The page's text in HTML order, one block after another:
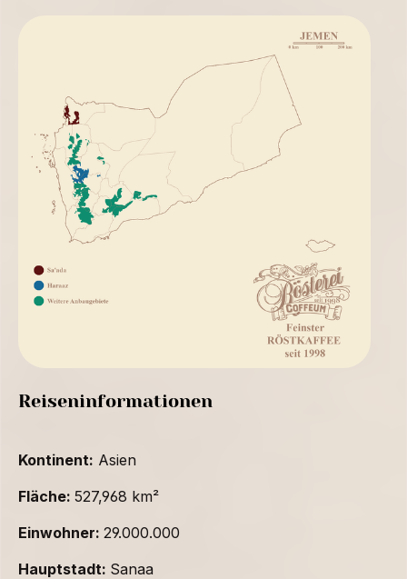
Reiseninformationen
Kontinent: Asien
Fläche: 527,968 km²
Einwohner: 29.000.000
Hauptstadt: Sanaa